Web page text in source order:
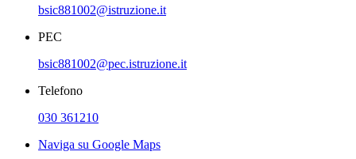
bsic881002@istruzione.it
PEC
bsic881002@pec.istruzione.it
Telefono
030 361210
Naviga su Google Maps